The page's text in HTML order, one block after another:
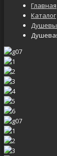
Главная
Каталог